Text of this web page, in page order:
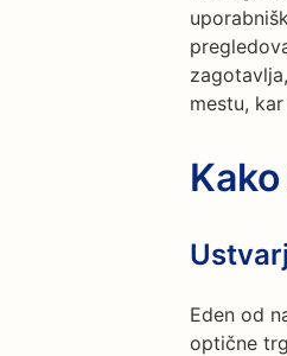
mestu,
Eden od
optične